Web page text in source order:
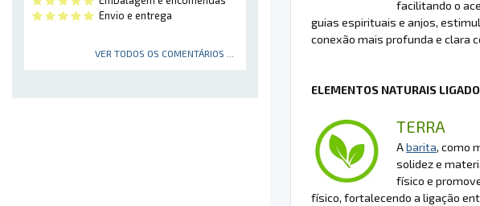
Envio e entrega
VER TODOS OS COMENTÁRIOS ...
facilitando o
guias espirituais e anjos,
conexão mais profunda e clara
ELEMENTOS NATURAIS
TERRA
Abarita, como
solidez e
físico e
físico, fortalecendo a ligação